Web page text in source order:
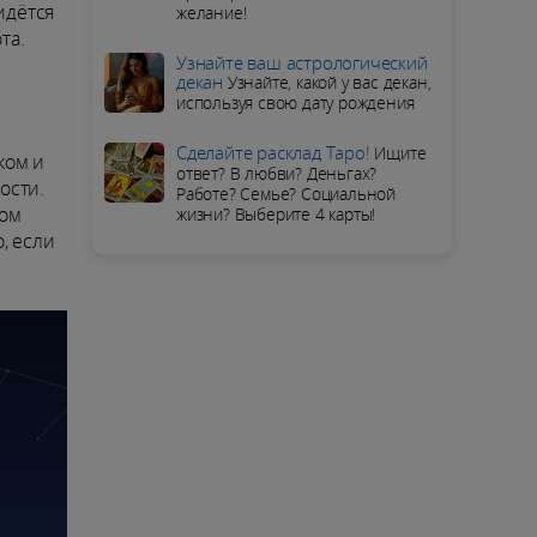
и
если
желание!
Узнайте ваш астрологический
декан Узнайте, какой у вас декан,
используя свою дату рождения
Сделайте расклад Таро! Ищите
ответ? В любви? Деньгах?
Работе? Семье? Социальной
жизни? Выберите 4 карты!